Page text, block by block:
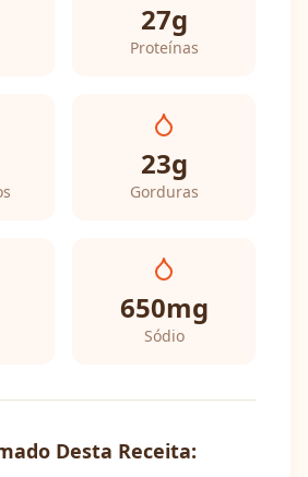
27g
Proteínas
23g
Gorduras
650mg
Sódio
Desta Receita: